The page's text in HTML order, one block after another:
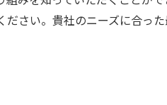
さい。貴社のニーズに合っ